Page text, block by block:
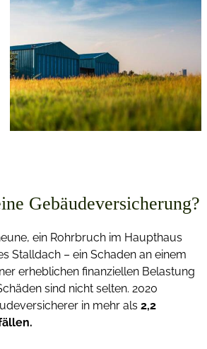
Gebäudeversicherung?
ein Rohrbruch im Haupthaus
Stalldach – ein Schaden an einem
erheblichen finanziellen Belastung
sind nicht selten. 2020
in mehr als 2,2